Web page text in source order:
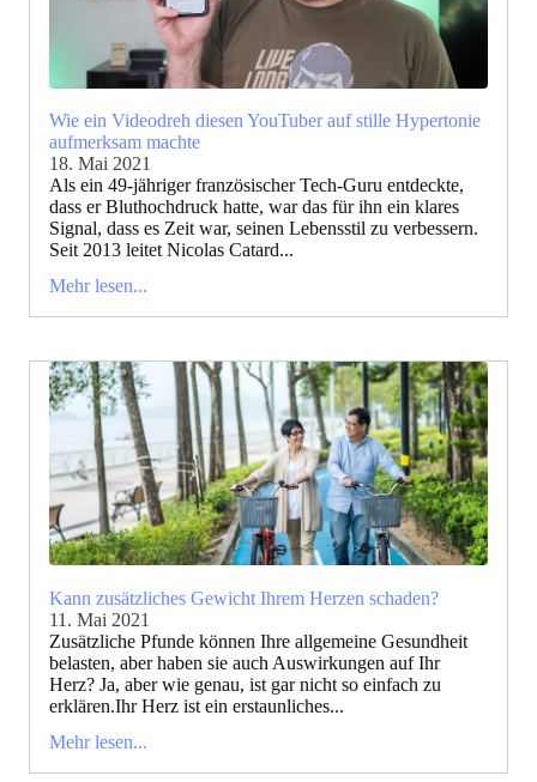
Wie ein Videodreh diesen YouTuber auf stille Hypertonie
aufmerksam machte
18. Mai 2021
Als ein 49-jähriger französischer Tech-Guru entdeckte,
dass er Bluthochdruck hatte, war das für ihn ein klares
Signal, dass es Zeit war, seinen Lebensstil zu verbessern.
Seit 2013 leitet Nicolas Catard...
Mehr lesen...
Kann zusätzliches Gewicht Ihrem Herzen schaden?
11. Mai 2021
Zusätzliche Pfunde können Ihre allgemeine Gesundheit
belasten, aber haben sie auch Auswirkungen auf Ihr
Herz? Ja, aber wie genau, ist gar nicht so einfach zu
erklären.Ihr Herz ist ein erstaunliches...
Mehr lesen...